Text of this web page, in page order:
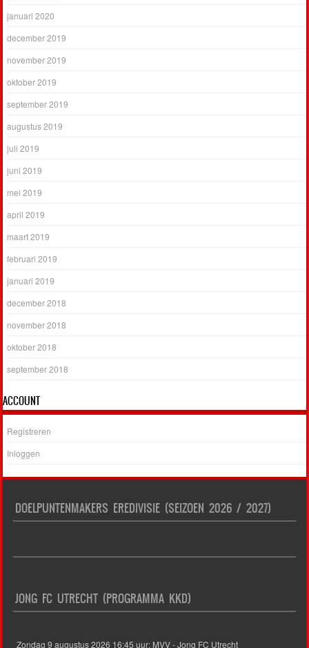
januari 2020
december 2019
november 2019
oktober 2019
september 2019
augustus 2019
juli 2019
juni 2019
mei 2019
april 2019
maart 2019
februari 2019
januari 2019
december 2018
november 2018
oktober 2018
september 2018
ACCOUNT
Registreren
Inloggen
DOELPUNTENMAKERS EREDIVISIE (SEIZOEN 2026 / 2027)
JONG FC UTRECHT (PROGRAMMA KKD)
Zondag 9 augustus 2026 16:45 uur: MVV - Jong FC Utrecht